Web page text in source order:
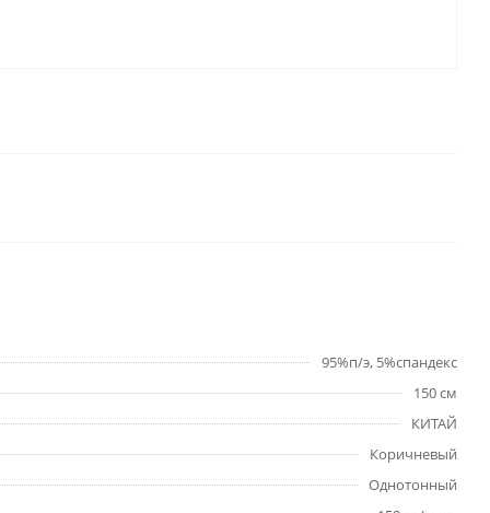
95%п/э, 5%спандекс
150 см
КИТАЙ
Коричневый
Однотонный